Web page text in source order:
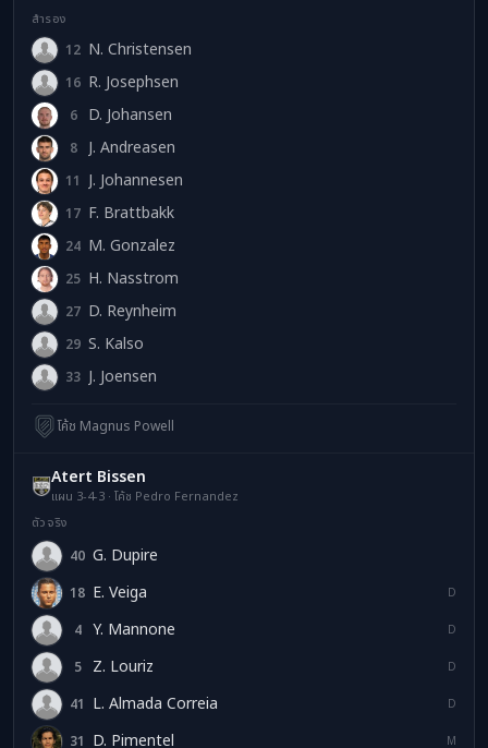
สำรอง
NC 12 N. Christensen
RJ 16 R. Josephsen
DJ 6 D. Johansen
JA 8 J. Andreasen
JJ 11 J. Johannesen
FB 17 F. Brattbakk
MG 24 M. Gonzalez
HN 25 H. Nasstrom
DR 27 D. Reynheim
SK 29 S. Kalso
JJ 33 J. Joensen
โค้ช Magnus Powell
Atert Bissen
แผน 3-4-3 · โค้ช Pedro Fernandez
ตัวจริง
GD 40 G. Dupire
EV 18 E. Veiga D
YM 4 Y. Mannone D
ZL 5 Z. Louriz D
LA 41 L. Almada Correia D
DP 31 D. Pimentel M